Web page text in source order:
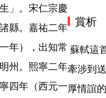
」。宋仁宗慶
縣。嘉祐二年
年），出知常
州。熙寧二年
四年（西元一
賞析
牽涉到
厚情誼